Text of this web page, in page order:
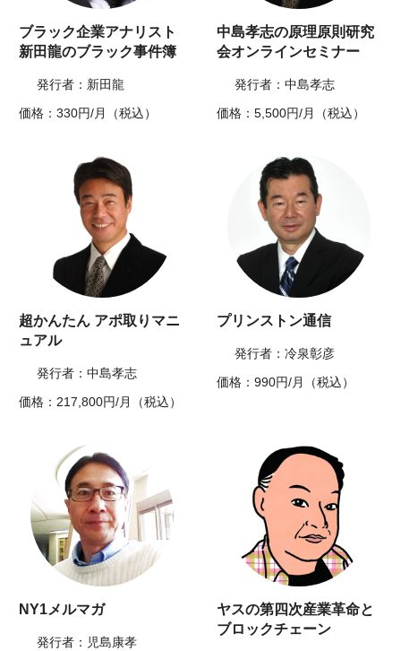
ブラック企業アナリスト
新田龍のブラック事件簿
発行者：新田龍
価格：330円/月（税込）
中島孝志の原理原則研究
会オンラインセミナー
発行者：中島孝志
価格：5,500円/月（税込）
超かんたん アポ取りマニ
ュアル
発行者：中島孝志
価格：217,800円/月（税込）
プリンストン通信
発行者：冷泉彰彦
価格：990円/月（税込）
NY1メルマガ
発行者：児島康孝
ヤスの第四次産業革命と
ブロックチェーン